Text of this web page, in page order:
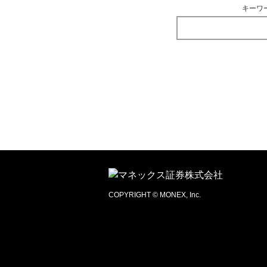
キーワ
COPYRIGHT © MONEX, Inc.